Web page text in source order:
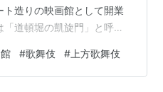
造りの映画館として開業
道頓堀の凱旋門」と呼ば
伎など多彩な興行を通じ
に親しまれてきました。
#歌舞伎 # 上方歌舞伎